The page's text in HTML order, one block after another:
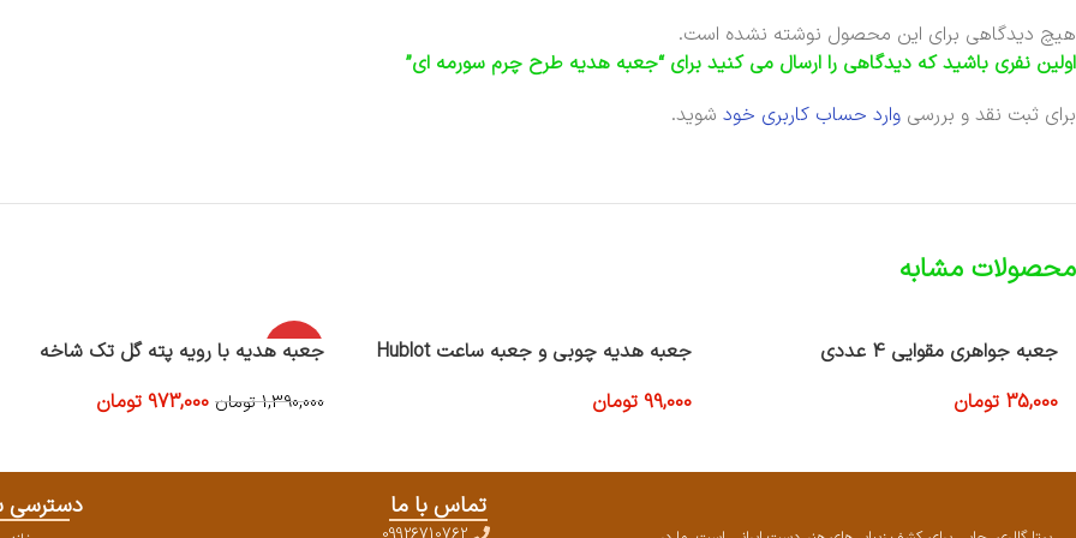
هیچ دیدگاهی برای این محصول نوشته نشده است.
اولین نفری باشید که دیدگاهی را ارسال می کنید برای “جعبه هدیه طرح چرم سورمه ای”
برای ثبت نقد و بررسی وارد حساب کاربری خود شوید.
محصولات مشابه
جعبه جواهری مقوایی 4 عددی
35,000 تومان
جعبه هدیه چوبی و جعبه ساعت Hublot
99,000 تومان
-30%
جعبه هدیه با رویه پته گل تک شاخه
1,390,000 تومان 973,000 تومان
تماس با ما دسترسی